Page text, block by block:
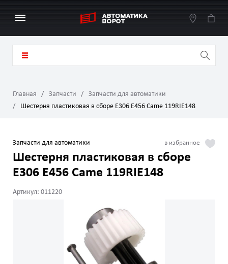
Главная Запчасти
Запчасти для автоматики
Шестерня пластиковая в сборе E306 E456 Came 119RIE148
Запчасти для автоматики
Шестерня пластиковая в сборе
E306 E456 Came 119RIE148
Артикул: 011220